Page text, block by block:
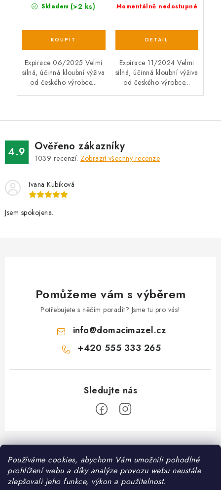
Používáme cookies, abychom Vám umožnili pohodlné
prohlížení webu a díky analýze provozu webu neustále
zlepšovali jeho funkce, výkon a použitelnost.
Skladem (>2 ks)
Expirace 06/2025 Velmi
silná, účinná kloubní výživa
od českého výrobce...
Momentálně nedostupné
Expirace 11/2024 Velmi
silná, účinná kloubní výživa
od českého výrobce...
4.9 Ověřeno zákazníky
1039 recenzí. Zobrazit všechny recenze
Ivana Kubíková
Jsem spokojena.
Pomůžeme vám s výběrem
Potřebujete s něčím poradit? Jsme tu pro vás!
info@domacimazel.cz
+420 555 333 265
Z
á
Informace pro vás
Kontakt
❤️ Oblíbené kategorie